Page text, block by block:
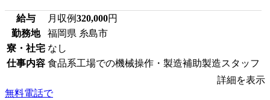
給与 月収例320,000円
勤務地
福岡県 糸島市
寮・社宅 なし
仕事内容 食品系工場での機械操作・製造補助製造スタッフ
詳細を表示
無料電話で